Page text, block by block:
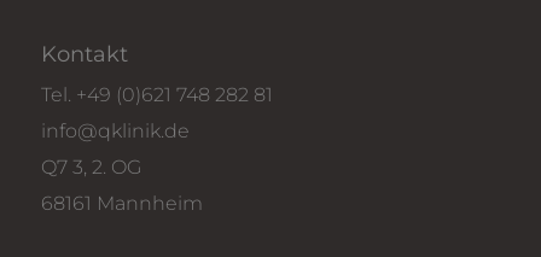
Kontakt
Tel. +49 (0)621 748 282 81
info@qklinik.de
Q7 3, 2. OG
68161 Mannheim